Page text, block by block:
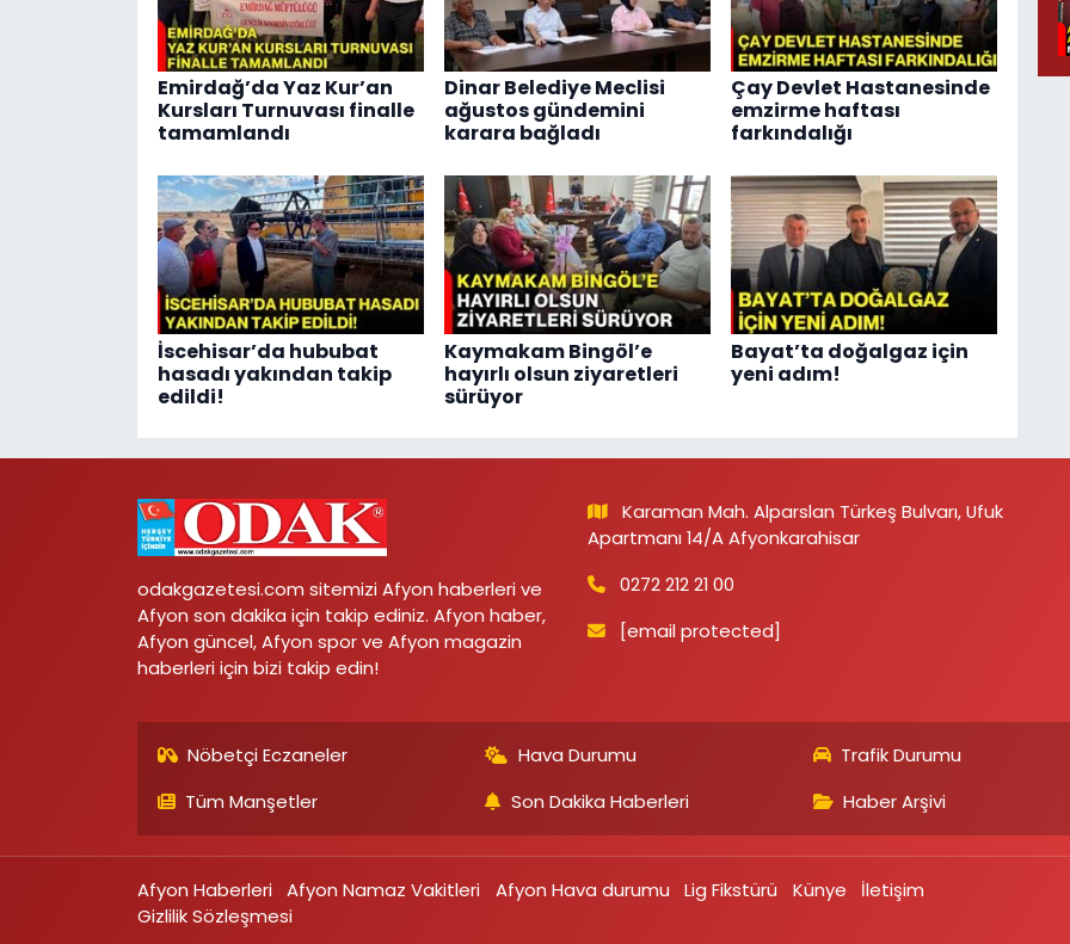
Emirdağ’da Yaz Kur’an
Kursları Turnuvası finalle
tamamlandı
Dinar Belediye Meclisi
ağustos gündemini
karara bağladı
Çay Devlet Hastanesinde
emzirme haftası
farkındalığı
İscehisar’da hububat
hasadı yakından takip
edildi!
Kaymakam Bingöl’e
hayırlı olsun ziyaretleri
sürüyor
Bayat’ta doğalgaz için
yeni adım!
odakgazetesi.com sitemizi Afyon haberleri ve
Afyon son dakika için takip ediniz. Afyon haber,
Afyon güncel, Afyon spor ve Afyon magazin
haberleri için bizi takip edin!
Karaman Mah. Alparslan Türkeş Bulvarı, Ufuk
Apartmanı 14/A Afyonkarahisar
0272 212 21 00
[email protected]
Nöbetçi Eczaneler Hava Durumu Trafik Durumu
Tüm Manşetler
Son Dakika Haberleri Haber Arşivi
Afyon Haberleri Afyon Namaz Vakitleri Afyon Hava durumu Lig Fikstürü Künye
İletişim
Gizlilik Sözleşmesi